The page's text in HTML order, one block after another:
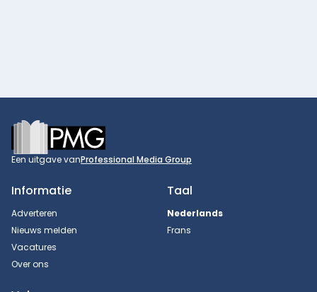
Footer
Een uitgave vanProfessional Media Group
Informatie
Adverteren
Nieuws melden
Vacatures
Over ons
Taal
Nederlands
Frans